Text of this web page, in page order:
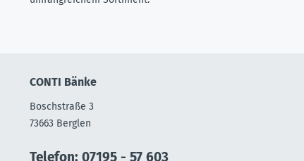
CONTI Bänke
Boschstraße 3
73663 Berglen
Telefon: 07195 - 57 603